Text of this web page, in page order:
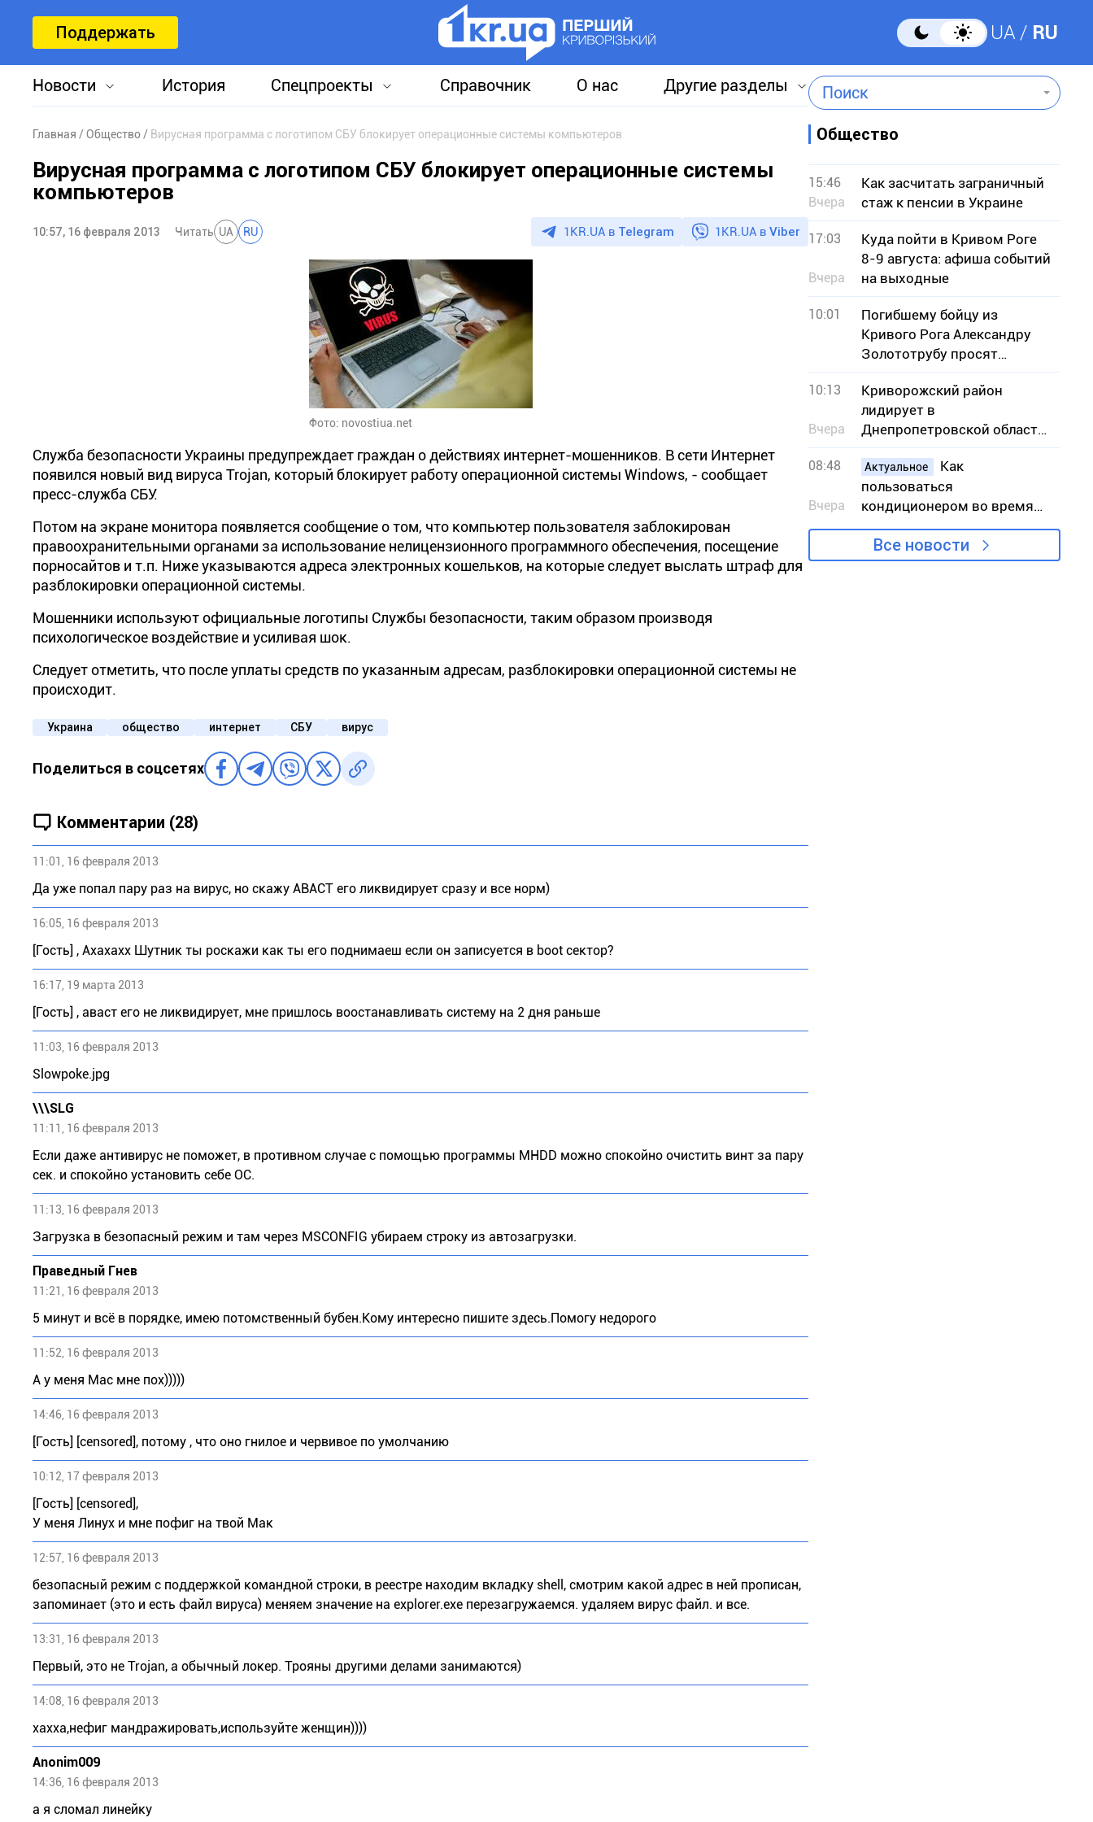
Поддержать UA RU
Новости История Спецпроекты Справочник О нас Другие разделы Поиск
Главная Общество Вирусная программа с логотипом СБУ блокирует операционные системы компьютеров
Вирусная программа с логотипом СБУ блокирует операционные системы
компьютеров
10:57, 16 февраля 2013 Читать UA RU 1KR.UA в Telegram 1KR.UA в Viber
Фото: novostiua.net
Служба безопасности Украины предупреждает граждан о действиях интернет-мошенников. В сети Интернет
появился новый вид вируса Trojan, который блокирует работу операционной системы Windows, - сообщает
пресс-служба СБУ.
Потом на экране монитора появляется сообщение о том, что компьютер пользователя заблокирован
правоохранительными органами за использование нелицензионного программного обеспечения, посещение
порносайтов и т.п. Ниже указываются адреса электронных кошельков, на которые следует выслать штраф для
разблокировки операционной системы.
Мошенники используют официальные логотипы Службы безопасности, таким образом производя
психологическое воздействие и усиливая шок.
Следует отметить, что после уплаты средств по указанным адресам, разблокировки операционной системы не
происходит.
Украина общество интернет СБУ вирус
Поделиться в соцсетях
Комментарии (28)
11:01, 16 февраля 2013
Да уже попал пару раз на вирус, но скажу АВАСТ его ликвидирует сразу и все норм)
16:05, 16 февраля 2013
[Гость] , Ахахахх Шутник ты роскажи как ты его поднимаеш если он записуется в boot сектор?
16:17, 19 марта 2013
[Гость] , аваст его не ликвидирует, мне пришлось воостанавливать систему на 2 дня раньше
11:03, 16 февраля 2013
Slowpoke.jpg
\\\SLG
11:11, 16 февраля 2013
Если даже антивирус не поможет, в противном случае с помощью программы MHDD можно спокойно очистить винт за пару
сек. и спокойно установить себе ОС.
11:13, 16 февраля 2013
Загрузка в безопасный режим и там через MSCONFIG убираем строку из автозагрузки.
Праведный Гнев
11:21, 16 февраля 2013
5 минут и всё в порядке, имею потомственный бубен.Кому интересно пишите здесь.Помогу недорого
11:52, 16 февраля 2013
А у меня Mac мне пох)))))
14:46, 16 февраля 2013
[Гость] [censored], потому , что оно гнилое и червивое по умолчанию
10:12, 17 февраля 2013
[Гость] [censored],
У меня Линух и мне пофиг на твой Мак
12:57, 16 февраля 2013
безопасный режим с поддержкой командной строки, в реестре находим вкладку shell, смотрим какой адрес в ней прописан,
запоминает (это и есть файл вируса) меняем значение на explorer.exe перезагружаемся. удаляем вирус файл. и все.
13:31, 16 февраля 2013
Первый, это не Trojan, а обычный локер. Трояны другими делами занимаются)
14:08, 16 февраля 2013
хахха,нефиг мандражировать,используйте женщин))))
Anonim009
14:36, 16 февраля 2013
а я сломал линейку
Общество
15:46
Вчера
Как засчитать заграничный
стаж к пенсии в Украине
17:03
Вчера
Куда пойти в Кривом Роге
8-9 августа: афиша событий
на выходные
10:01
Погибшему бойцу из
Кривого Рога Александру
Золототрубу просят
присвоить звание Героя
Украины
10:13
Вчера
Криворожский район
лидирует в
Днепропетровской области
по количеству пожаров в
экосистемах
08:48
Вчера
Актуальное
Как
пользоваться
кондиционером во время
жары, чтобы снизить риск
вынужденных отключений
света
Все новости